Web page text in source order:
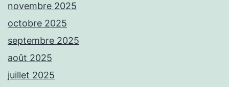
novembre 2025
octobre 2025
septembre 2025
août 2025
juillet 2025